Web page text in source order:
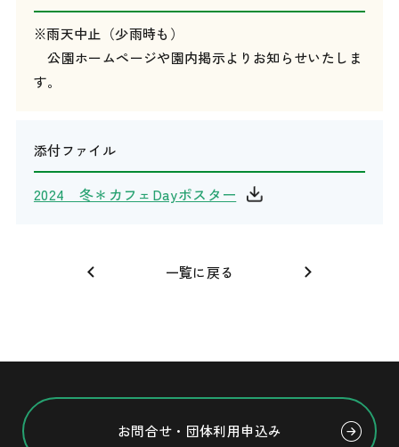
※雨天中止（少雨時も）
公園ホームページや園内掲示よりお知らせいたしま
す。
添付ファイル
2024 冬＊カフェDayポスター
一覧に戻る
お問合せ・団体利用申込み